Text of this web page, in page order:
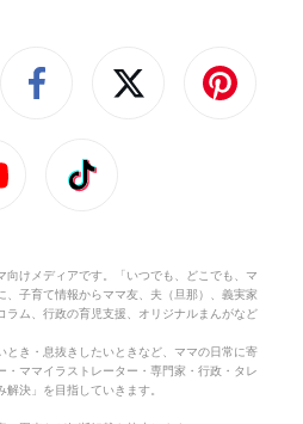
向けメディアです。「いつでも、どこでも、マ
、子育て情報からママ友、夫（旦那）、義実家
ラム、行政の育児支援、オリジナルまんがなど
とき・息抜きしたいときなど、ママの日常に寄
・ママイラストレーター・専門家・行政・タレ
決」を目指していきます。